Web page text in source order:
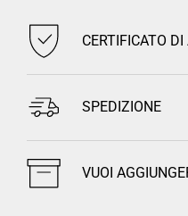
CERTIFICATO
SPEDIZIONE
VUOI